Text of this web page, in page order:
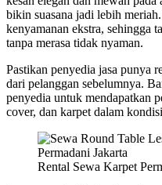
bikin suasana jadi lebih
kenyamanan ekstra, sehingga
tanpa merasa tidak nyaman.
Pastikan penyedia jasa punya
dari pelanggan sebelumnya.
penyedia untuk mendapatkan
cover, dan karpet dalam
Rental Sewa Karpet